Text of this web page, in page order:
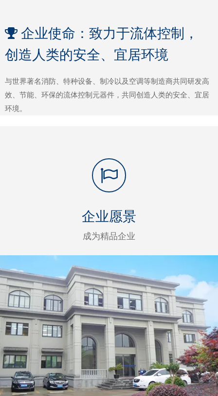
 企业使命：致力于流体控制，
创造人类的安全、宜居环境
与世界著名消防、特种设备、制冷以及空调等制造商共同研发高
效、节能、环保的流体控制元器件，共同创造人类的安全、宜居
环境。
企业愿景
成为精品企业